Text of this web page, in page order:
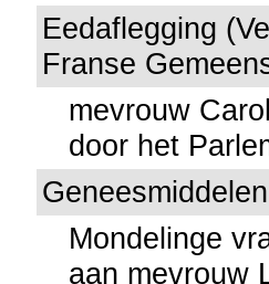
Eedaflegging
Franse
mevrouw
door het
Mondelinge
aan mevrouw